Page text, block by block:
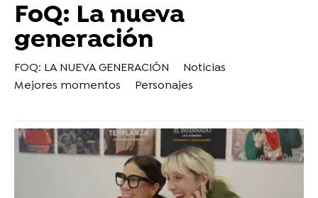
FoQ: La nueva
generación
FOQ: LA NUEVA GENERACIÓN
Noticias
Mejores momentos
Personajes